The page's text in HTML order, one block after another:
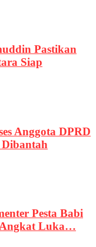
Pastikan
Siap
Anggota DPRD
Pesta Babi
Angkat Luka…